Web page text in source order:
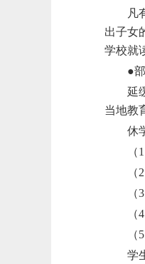
凡
出子女
学校就
●
延
当地教
休
（
（
（
（
（
学